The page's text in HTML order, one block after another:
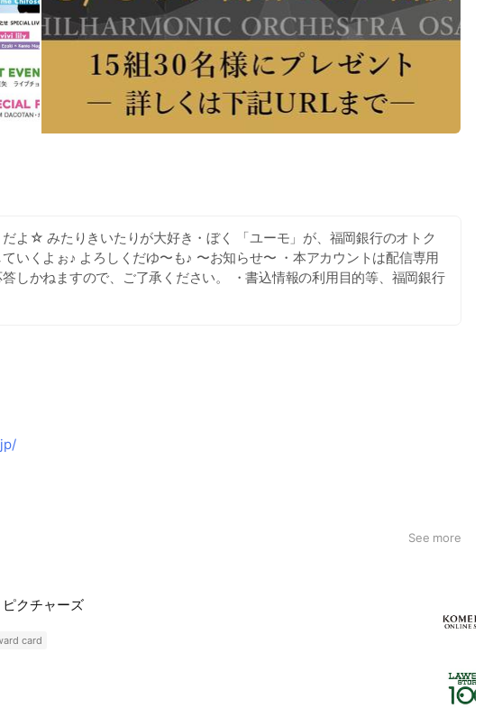
よ☆ みたりきいたりが大好き・ぼく 「ユーモ」が、福岡銀行のオトク
いくよぉ♪ よろしくだゆ〜も♪ 〜お知らせ〜 ・本アカウントは配信専用
しかねますので、ご了承ください。 ・書込情報の利用目的等、福岡銀行
約については下記をご覧ください。
See more
クチャーズ
card